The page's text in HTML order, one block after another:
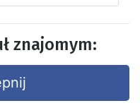
znajomym: